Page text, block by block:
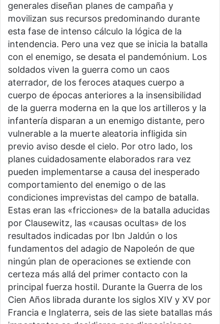
generales diseñan planes de campaña y
movilizan sus recursos predominando durante
esta fase de intenso cálculo la lógica de la
intendencia. Pero una vez que se inicia la batalla
con el enemigo, se desata el pandemónium. Los
soldados viven la guerra como un caos
aterrador, de los feroces ataques cuerpo a
cuerpo de épocas anteriores a la insensibilidad
de la guerra moderna en la que los artilleros y la
infantería disparan a un enemigo distante, pero
vulnerable a la muerte aleatoria infligida sin
previo aviso desde el cielo. Por otro lado, los
planes cuidadosamente elaborados rara vez
pueden implementarse a causa del inesperado
comportamiento del enemigo o de las
condiciones imprevistas del campo de batalla.
Estas eran las «fricciones» de la batalla aducidas
por Clausewitz, las «causas ocultas» de los
resultados indicadas por Ibn Jaldún o los
fundamentos del adagio de Napoleón de que
ningún plan de operaciones se extiende con
certeza más allá del primer contacto con la
principal fuerza hostil. Durante la Guerra de los
Cien Años librada durante los siglos XIV y XV por
Francia e Inglaterra, seis de las siete batallas más